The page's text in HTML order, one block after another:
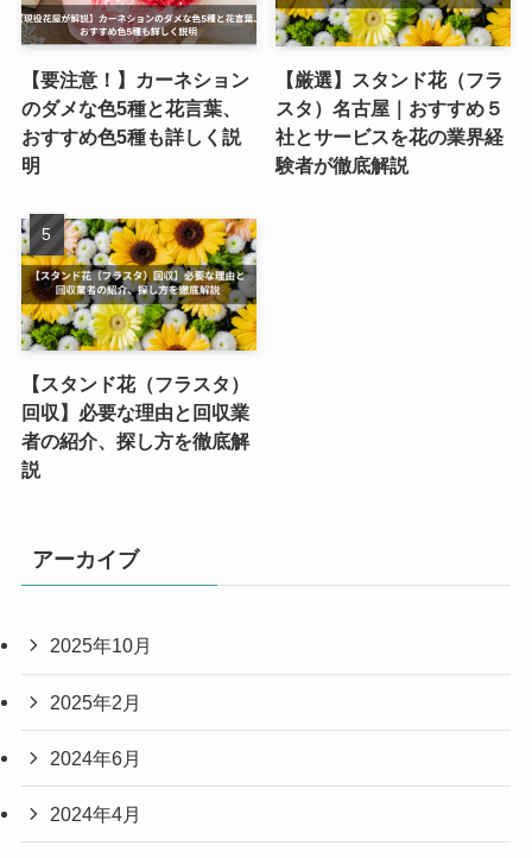
【要注意！】カーネション
のダメな色5種と花言葉、
おすすめ色5種も詳しく説
明
【厳選】スタンド花（フラ
スタ）名古屋｜おすすめ５
社とサービスを花の業界経
験者が徹底解説
【スタンド花（フラスタ）
回収】必要な理由と回収業
者の紹介、探し方を徹底解
説
アーカイブ
2025年10月
2025年2月
2024年6月
2024年4月